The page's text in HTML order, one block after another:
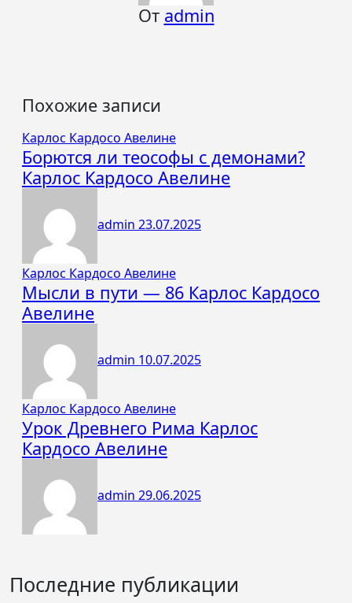
От admin
Похожие записи
Карлос Кардосо Авелине
Борются ли теософы с демонами?
Карлос Кардосо Авелине
admin 23.07.2025
Карлос Кардосо Авелине
Мысли в пути — 86 Карлос Кардосо
Авелине
admin 10.07.2025
Карлос Кардосо Авелине
Урок Древнего Рима Карлос
Кардосо Авелине
admin 29.06.2025
Последние публикации